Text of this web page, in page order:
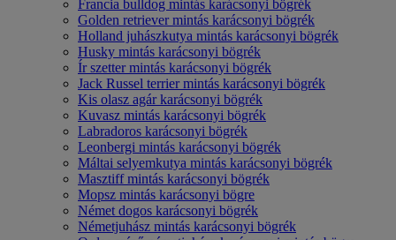
Francia bulldog mintás karácsonyi bögrék
Golden retriever mintás karácsonyi bögrék
Holland juhászkutya mintás karácsonyi bögrék
Husky mintás karácsonyi bögrék
Ír szetter mintás karácsonyi bögrék
Jack Russel terrier mintás karácsonyi bögrék
Kis olasz agár karácsonyi bögrék
Kuvasz mintás karácsonyi bögrék
Labradoros karácsonyi bögrék
Leonbergi mintás karácsonyi bögrék
Máltai selyemkutya mintás karácsonyi bögrék
Masztiff mintás karácsonyi bögrék
Mopsz mintás karácsonyi bögre
Német dogos karácsonyi bögrék
Németjuhász mintás karácsonyi bögrék